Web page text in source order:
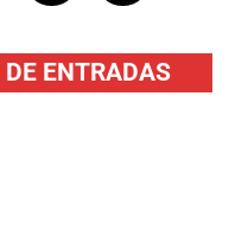
ENTRADAS